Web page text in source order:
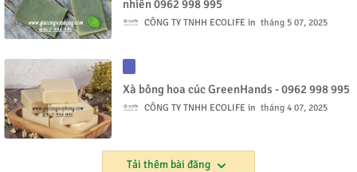
nhiên 0962 998 995
CÔNG TY TNHH ECOLIFE tháng 5 07, 2025
Xà bông hoa cúc GreenHands - 0962 998 995
CÔNG TY TNHH ECOLIFE tháng 4 07, 2025
Tải thêm bài đăng